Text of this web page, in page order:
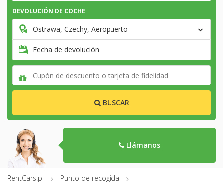
DEVOLUCIÓN DE COCHE
Ostrawa, Czechy, Aeropuerto
Fecha de devolución
BUSCAR
Llámanos
RentCars.pl
Punto de recogida